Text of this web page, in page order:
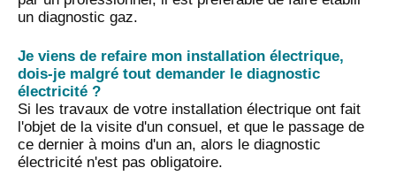
un diagnostic gaz.
Je viens de refaire mon installation électrique,
dois-je malgré tout demander le diagnostic
électricité ?
Si les travaux de votre installation électrique ont fait
l'objet de la visite d'un consuel, et que le passage de
ce dernier à moins d'un an, alors le diagnostic
électricité n'est pas obligatoire.